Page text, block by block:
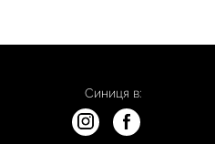
Синиця в: